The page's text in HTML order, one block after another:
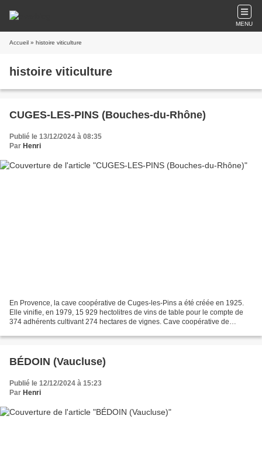
MENU
Accueil » histoire viticulture
histoire viticulture
CUGES-LES-PINS (Bouches-du-Rhône)
Publié le 13/12/2024 à 08:35
Par Henri
En Provence, la cave coopérative de Cuges-les-Pins a été créée en 1925.
Elle vinifie, en 1979, 15 929 hectolitres de vins de table pour le compte de
374 adhérents cultivant 274 hectares de vignes. Cave coopérative de
BÉDOIN (Vaucluse)
Publié le 12/12/2024 à 15:23
Par Henri